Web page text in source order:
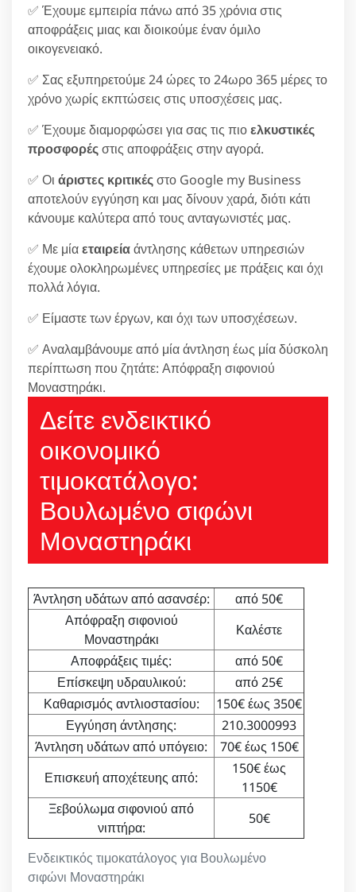
✅ Έχουμε εμπειρία πάνω από 35 χρόνια στις
αποφράξεις μιας και διοικούμε έναν όμιλο
οικογενειακό.
✅ Σας εξυπηρετούμε 24 ώρες το 24ωρο 365 μέρες το
χρόνο χωρίς εκπτώσεις στις υποσχέσεις μας.
✅ Έχουμε διαμορφώσει για σας τις πιοελκυστικές
προσφορέςστις αποφράξεις στην αγορά.
✅ Οι άριστες κριτικέςστο Google my Business
αποτελούν εγγύηση και μας δίνουν χαρά, διότι κάτι
κάνουμε καλύτερα από τους ανταγωνιστές μας.
✅ Με μίαεταιρείαάντλησης κάθετων υπηρεσιών
έχουμε ολοκληρωμένες υπηρεσίες με πράξεις και όχι
πολλά λόγια.
✅ Είμαστε των έργων, και όχι των υποσχέσεων.
✅ Αναλαμβάνουμε από μία άντληση έως μία δύσκολη
περίπτωση που ζητάτε: Απόφραξη σιφονιού
Μοναστηράκι.
Δείτε ενδεικτικό
οικονομικό
τιμοκατάλογο:
Βουλωμένο σιφώνι
Μοναστηράκι
Ενδεικτικός τιμοκατάλογος για Βουλωμένο
σιφώνι Μοναστηράκι
Άντληση υδάτων από ασανσέρ:
από 50€
Απόφραξη σιφονιού
Μοναστηράκι
Καλέστε
Αποφράξεις τιμές:
από 50€
Επίσκεψη υδραυλικού:
από 25€
Καθαρισμός αντλιοστασίου:
150€ έως 350€
Εγγύηση άντλησης:
210.3000993
Άντληση υδάτων από υπόγειο:
70€ έως 150€
Επισκευή αποχέτευης από:
150€ έως
1150€
Ξεβούλωμα σιφονιού από
νιπτήρα:
50€